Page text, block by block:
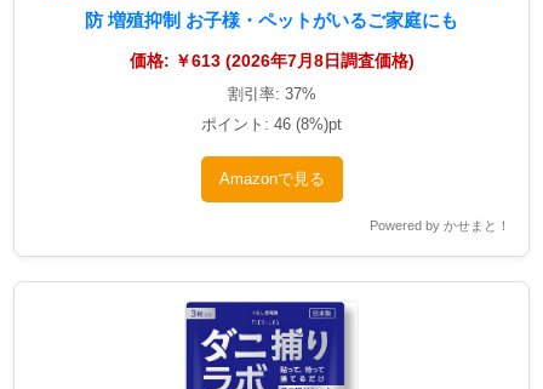
防 増殖抑制 お子様・ペットがいるご家庭にも
価格: ￥613 (2026年7月8日調査価格)
割引率: 37%
ポイント: 46 (8%)pt
Amazonで見る
Powered by かせまと！